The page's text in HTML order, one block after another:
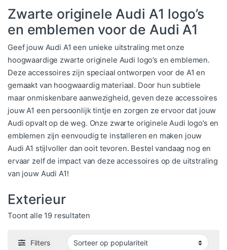
Zwarte originele Audi A1 logo’s
en emblemen voor de Audi A1
Geef jouw Audi A1 een unieke uitstraling met onze
hoogwaardige zwarte originele Audi logo’s en emblemen.
Deze accessoires zijn speciaal ontworpen voor de A1 en
gemaakt van hoogwaardig materiaal. Door hun subtiele
maar onmiskenbare aanwezigheid, geven deze accessoires
jouw A1 een persoonlijk tintje en zorgen ze ervoor dat jouw
Audi opvalt op de weg. Onze zwarte originele Audi logo’s en
emblemen zijn eenvoudig te installeren en maken jouw
Audi A1 stijlvoller dan ooit tevoren. Bestel vandaag nog en
ervaar zelf de impact van deze accessoires op de uitstraling
van jouw Audi A1!
Exterieur
Toont alle 19 resultatenGesorteerd op populariteit
Filters